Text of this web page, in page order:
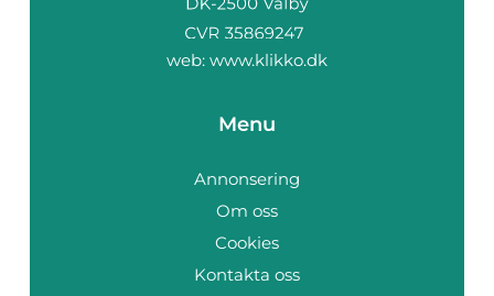
web: www.klikko.dk
Menu
Annonsering
Om oss
Cookies
Kontakta oss